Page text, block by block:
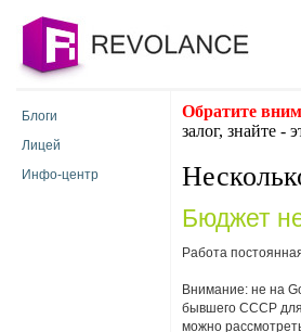
Блоги
Лицей
Инфо-центр
Обратите
залог, знайте -
Бюджет
Работа
Внимание: не на
бывшего СССР для
можно